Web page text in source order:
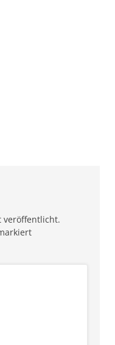
veröffentlicht.